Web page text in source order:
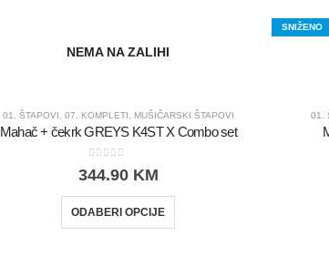
NEMA NA ZALIHI
01. ŠTAPOVI 07. KOMPLETI MUŠIČARSKI ŠTAPOVI
Mahač + čekrk GREYS K4ST X Combo set
0out of 5
344.90 KM
ODABERI OPCIJE
SNIŽENO
01.